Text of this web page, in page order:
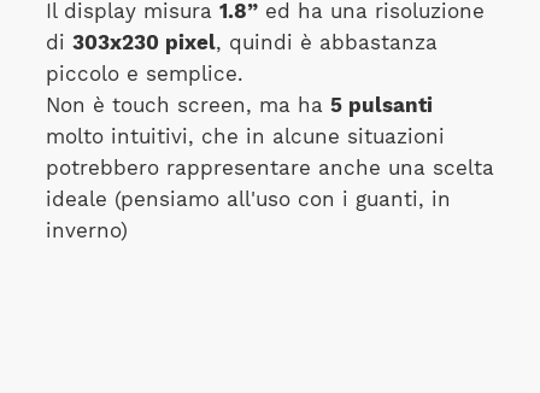
Il display misura 1.8”ed ha una risoluzione
di 303x230 pixel, quindi è abbastanza
piccolo e semplice.
Non è touch screen, ma ha 5 pulsanti
molto intuitivi, che in alcune situazioni
potrebbero rappresentare anche una scelta
ideale (pensiamo all'uso con i guanti, in
inverno)